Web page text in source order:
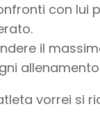
con lui
il
vorrei si